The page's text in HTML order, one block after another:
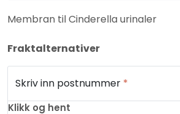
Membran til Cinderella urinaler
Fraktalternativer
Skriv inn postnummer *
Klikk og hent